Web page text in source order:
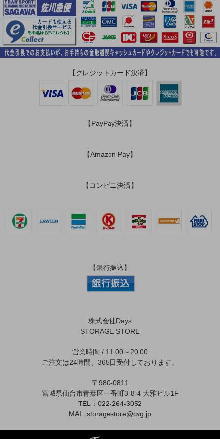
【クレジットカード決済】
【PayPay決済】
【Amazon Pay】
【コンビニ決済】
【銀行振込】
株式会社Days
STORAGE STORE
営業時間 / 11:00～20:00
ご注文は24時間、365日受付しております。
〒980-0811
宮城県仙台市青葉区一番町3-8-4 大雅ビル1F
TEL：022-264-3052
MAIL:storagestore@cvg.jp